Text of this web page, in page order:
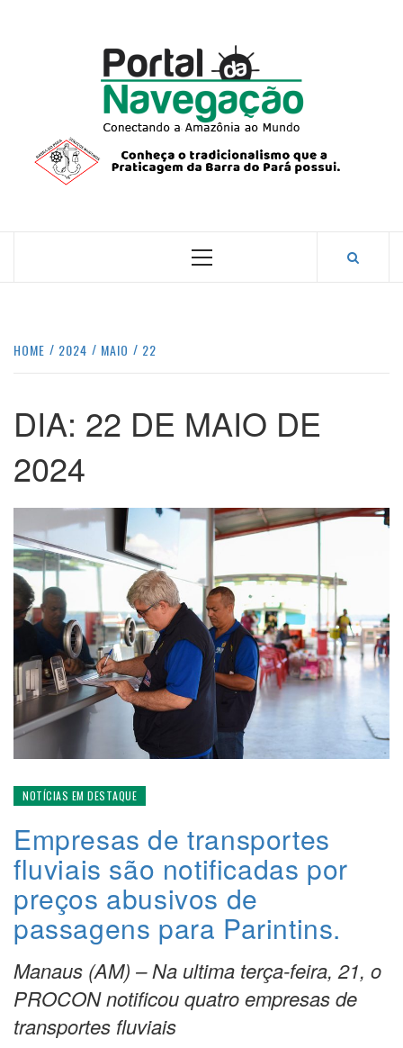
CONECTANDO A AMAZÔNIA COM O MUNDO.
Primary
HOME 2024 MAIO 22
DIA: 22 DE MAIO DE
2024
NOTÍCIAS EM DESTAQUE
Empresas de transportes
fluviais são notificadas por
preços abusivos de
passagens para Parintins.
Manaus (AM) – Na ultima terça-feira, 21, o
PROCON notificou quatro empresas de
transportes fluviais